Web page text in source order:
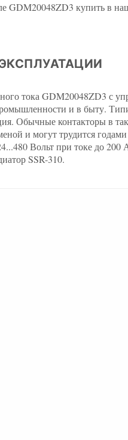
GDM20048ZD3 купить в
тока GDM20048ZD3 с
и в быту.
Обычные контакторы в
и могут трудится
Вольт при токе до 200
SSR-310.